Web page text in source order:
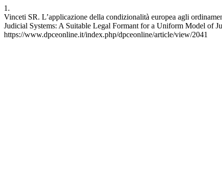
1.
Vinceti SR. L’applicazione della condizionalità europea agli
Judicial Systems: A Suitable Legal Formant for a Uniform Model of
https://www.dpceonline.it/index.php/dpceonline/article/view/2041